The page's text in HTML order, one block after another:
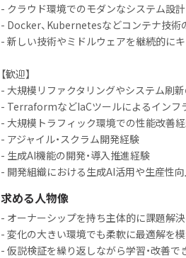
- クラウド環境でのモダンなシステム設計
- Docker、Kubernetesなどコンテナ技術
- 新しい技術やミドルウェアを継続的に
【歓迎】
- 大規模リファクタリングやシステム刷
- TerraformなどIaCツールによるインフ
- 大規模トラフィック環境での性能改善
- アジャイル・スクラム開発経験
- 生成AI機能の開発・導入推進経験
- 開発組織における生成AI活用や生産性
求める人物像
- オーナーシップを持ち主体的に課題解
- 変化の大きい環境でも柔軟に最適解を
- 仮説検証を繰り返しながら学習・改善で